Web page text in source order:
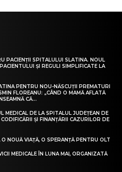
PACIENȚII SPITALULUI SLATINA. NOUL
ȘI REGULI SIMPLIFICATE LA
PENTRU NOU-NĂSCUȚII PREMATURI
FLOREANU: „CÂND O MAMĂ AFLATĂ
CĂ...
MEDICAL DE LA SPITALUL JUDEȚEAN DE
ȘI FINANȚĂRII CAZURILOR DE
NOUĂ VIAȚĂ, O SPERANȚĂ PENTRU OLT
MEDICALE ÎN LUNA MAI, ORGANIZATĂ